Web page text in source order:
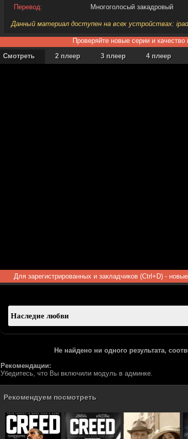
Перевод: Многоголосый закадровый
Данный материал доступен на всех устройствах:
Проверяйте новые серии и качество
Смотреть
2 плеер 3 плеер 4 плеер
Для зарегистрированных и закладчиков (Ctrl+D) -
Не найдено ни одного результата,
Рекомендации:
Убедитесь, что Вы включили модуль в админке.
Рекомендуем посмотреть